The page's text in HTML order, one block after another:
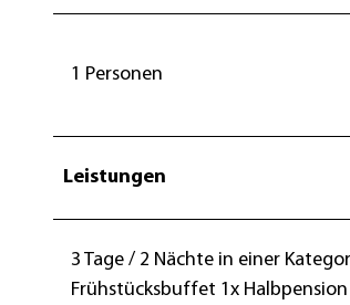
1 Personen
Leistungen
3 Tage / 2 Nächte in einer
Frühstücksbuffet 1x